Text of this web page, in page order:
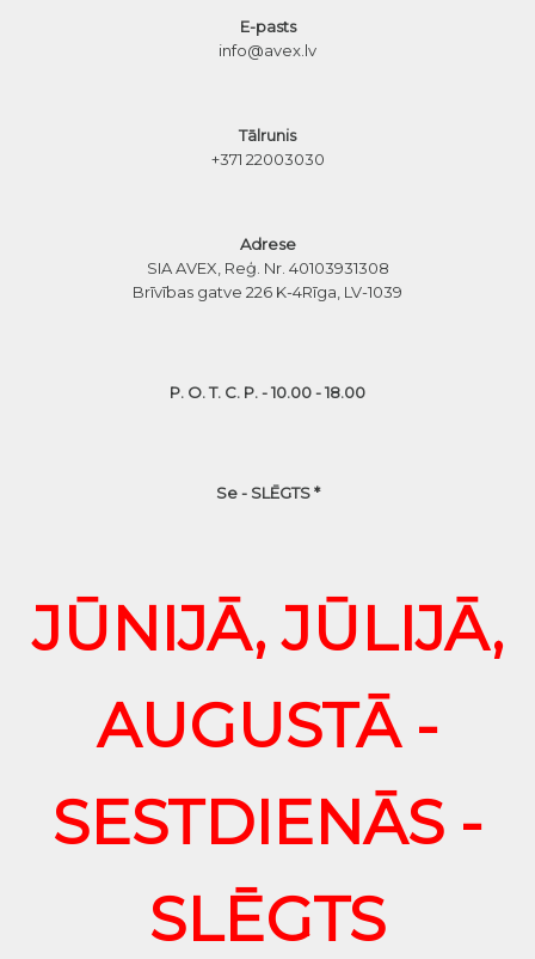
E-pasts
info@avex.lv
Tālrunis
+371 22003030
Adrese
SIA AVEX, Reģ. Nr. 40103931308
Brīvības gatve 226 K-4Rīga, LV-1039
P. O. T. C. P. - 10.00 - 18.00
Se - SLĒGTS *
JŪNIJĀ, JŪLIJĀ,
AUGUSTĀ -
SESTDIENĀS -
SLĒGTS